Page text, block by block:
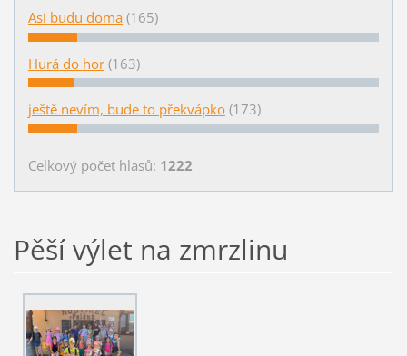
Asi budu doma (165)
Hurá do hor (163)
ještě nevím, bude to překvápko (173)
Celkový počet hlasů: 1222
Pěší výlet na zmrzlinu